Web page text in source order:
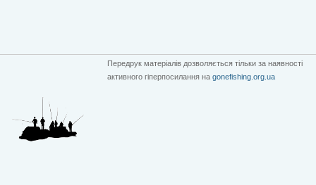
Передрук матеріалів дозволяється тільки за наявності
активного гіперпосилання на gonefishing.org.ua